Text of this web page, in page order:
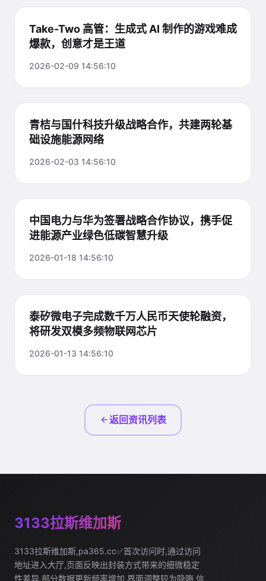
Take-Two 高管：生成式 AI 制作的游戏难成
爆款，创意才是王道
2026-02-09 14:56:10
青桔与国什科技升级战略合作，共建两轮基
础设施能源网络
2026-02-03 14:56:10
中国电力与华为签署战略合作协议，携手促
进能源产业绿色低碳智慧升级
2026-01-18 14:56:10
泰矽微电子完成数千万人民币天使轮融资，
将研发双模多频物联网芯片
2026-01-13 14:56:10
返回资讯列表
3133拉斯维加斯
3133拉斯维加斯,pa365.cc✅首次访问时,通过访问
地址进入大厅,页面反映出封装方式带来的细微稳定
性差异.部分数据更新频率增加,界面调整较为隐晦.信